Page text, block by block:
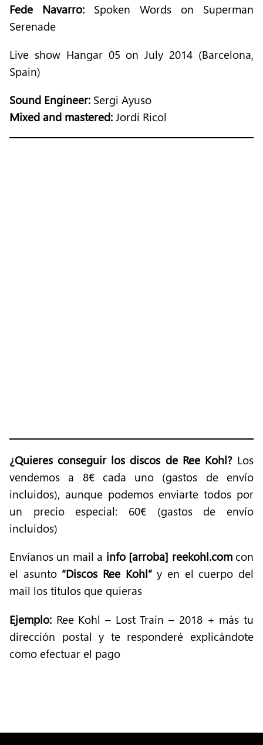
Fede Navarro: Spoken Words on Superman
Serenade
Live show Hangar 05 on July 2014 (Barcelona,
Spain)
Sound Engineer: Sergi Ayuso
Mixed and mastered: Jordi Ricol
¿Quieres conseguir los discos de Ree Kohl?Los
vendemos a 8€ cada uno (gastos de envío
incluidos), aunque podemos enviarte todos por
un precio especial: 60€ (gastos de envío
incluidos)
Envíanos un mail a info [arroba] reekohl.comcon
el asunto “Discos Ree Kohl”y en el cuerpo del
mail los títulos que quieras
Ejemplo: Ree Kohl – Lost Train – 2018 + más tu
dirección postal y te responderé explicándote
como efectuar el pago